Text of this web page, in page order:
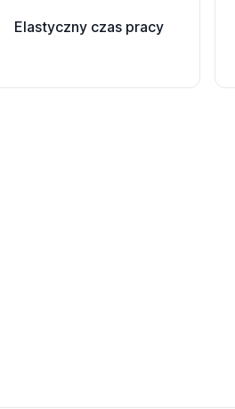
Elastyczny czas pracy